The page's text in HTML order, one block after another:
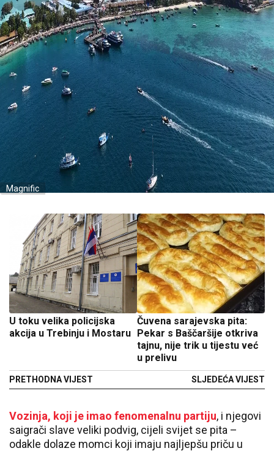
Magnific
U toku velika policijska
akcija u Trebinju i Mostaru
PRETHODNA VIJEST
Čuvena sarajevska pita:
Pekar s Baščaršije otkriva
tajnu, nije trik u tijestu već
u prelivu
SLJEDEĆA VIJEST
Vozinja, koji je imao fenomenalnu partiju, i njegovi
saigrači slave veliki podvig, cijeli svijet se pita –
odakle dolaze momci koji imaju najljepšu priču u